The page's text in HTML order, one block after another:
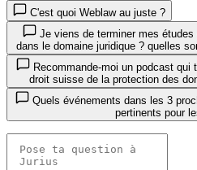
C'est quoi Weblaw au juste ?
Je viens de terminer mes études et je m'intéresse à une carriére
dans le domaine juridique ? quelles
droit suisse de la protection des
Quels événements dans les 3 prochains mois sont particuliérement
pertinents pour